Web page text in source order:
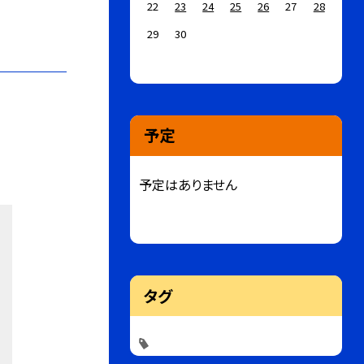
22 23 24 25 26 27
28
29
30
予定
予定はありません
タグ